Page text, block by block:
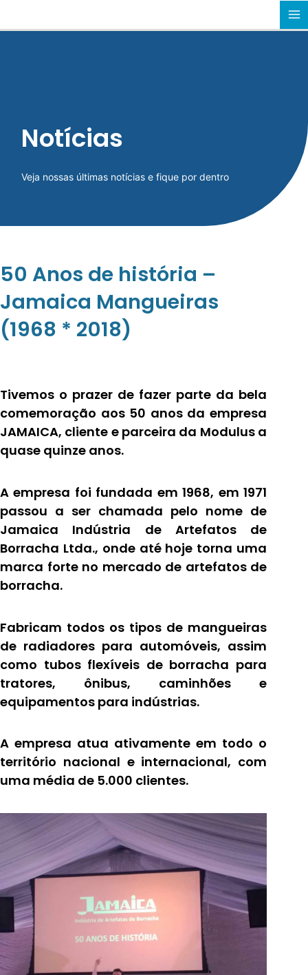
Notícias
Veja nossas últimas notícias e fique por dentro
50 Anos de história –
Jamaica Mangueiras
(1968 * 2018)
Tivemos o prazer de fazer parte da bela
comemoração aos 50 anos da empresa
JAMAICA, cliente e parceira da Modulus a
quase quinze anos.
A empresa foi fundada em 1968, em 1971
passou a ser chamada pelo nome de
Jamaica Indústria de Artefatos de
Borracha Ltda., onde até hoje torna uma
marca forte no mercado de artefatos de
borracha.
Fabricam todos os tipos de mangueiras
de radiadores para automóveis, assim
como tubos flexíveis de borracha para
tratores, ônibus, caminhões e
equipamentos para indústrias.
A empresa atua ativamente em todo o
território nacional e internacional, com
uma média de 5.000 clientes.